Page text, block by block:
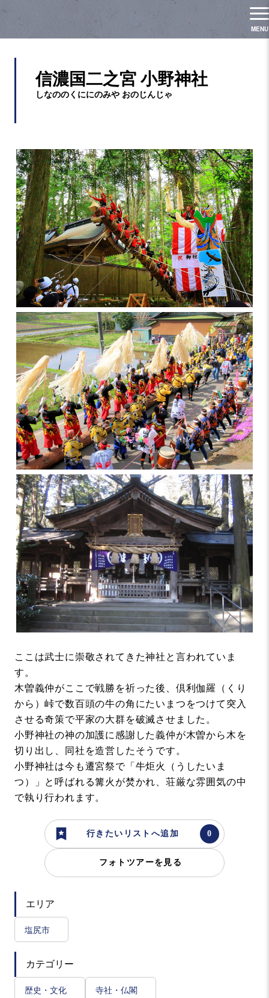
信濃国二之宮 小野神社
ここは武士に崇敬されてきた神社と言われていま
す。
木曽義仲がここで戦勝を祈った後、倶利伽羅（くり
から）峠で数百頭の牛の角にたいまつをつけて突入
させる奇策で平家の大群を破滅させました。
小野神社の神の加護に感謝した義仲が木曽から木を
切り出し、同社を造営したそうです。
小野神社は今も遷宮祭で「牛炬火（うしたいま
つ）」と呼ばれる篝火が焚かれ、荘厳な雰囲気の中
で執り行われます。
行きたいリストへ追加
フォトツアーを見る
エリア
塩尻市
カテゴリー
歴史・文化 寺社・仏閣